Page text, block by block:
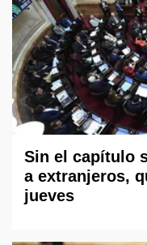
Sin el capítulo
a extranjeros,
jueves